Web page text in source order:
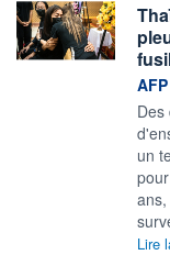
AFP
Des
un
Lire